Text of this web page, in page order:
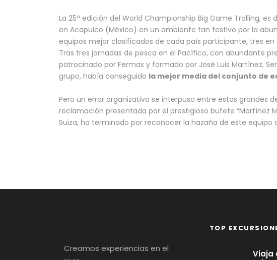
La 25ª edición del World Championship Big Game Trolling,
en Acapulco (México) en un ambiente tan festivo por la
equipos mejor clasificados de cada país participante, tres
Tras tres jornadas de pesca en el Pacífico, con abundante
patrocinado por Fermax y formado por José Luis Martínez,
grupo, había conseguido la mejor media del conjunto de
Pero un error organizativo se interpuso entre estos grandes
reclamación presentada por el prestigioso bufete “Martínez
Suiza, ha terminado por reconocer la hazaña de este
Creamos experiencias en el
TOP
Viaja